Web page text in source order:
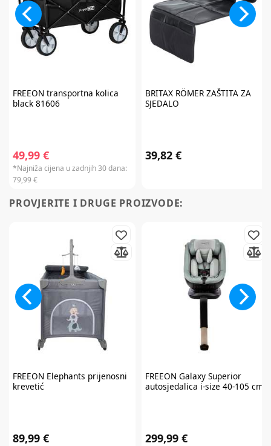
FREEON transportna kolica
black 81606
49,99 €
*Najniža cijena u zadnjih 30 dana:
79,99 €
BRITAX RÖMERZAŠTITA ZA
SJEDALO
39,82 €
PROVJERITE I DRUGE PROIZVODE:
FREEON Elephants prijenosni
krevetić
89,99 €
FREEON Galaxy Superior
autosjedalica i-size 40-105 cm
299,99 €